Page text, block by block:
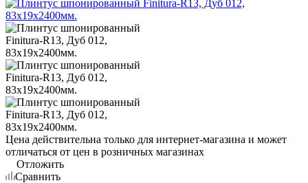
Цена действительна только для интернет-магазина и может
отличаться от цен в розничных магазинах
Отложить
Сравнить